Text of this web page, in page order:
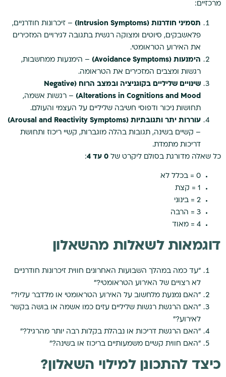
מרכזיים:
תסמיני חודרנות (Intrusion Symptoms)
– זיכרונות חודרניים,
פלאשבקים, סיוטים ומצוקה רגשית בתגובה לגירויים המזכירים
את האירוע הטראומטי.
הימנעות (Avoidance Symptoms)
– הימנעות ממחשבות,
רגשות ומצבים המזכירים את הטראומה.
שינויים שליליים בקוגניציה ובמצב הרוח (Negative
Alterations in Cognitions and Mood)
– רגשות אשמה,
תחושות ניכור ודפוסי חשיבה שליליים על העצמי והעולם.
עוררות יתר ותגובתיות (Arousal and Reactivity Symptoms)
– קשיים בשינה, תגובות בהלה מוגברות, קשיי ריכוז ותחושת
דריכות מתמדת.
כל שאלה מדורגת בסולם ליקרט של 0 עד 4 :
0 = בכלל לא
1 = קצת
2 = בינוני
3 = הרבה
4 = מאוד
דוגמאות לשאלות מהשאלון
"עד כמה במהלך השבועות האחרונים חווית זיכרונות חודרניים
לא רצויים של האירוע הטראומטי?"
"האם נמנעת מלחשוב על האירוע הטראומטי או מלדבר עליו?"
"האם הרגשת רגשות שליליים עזים כמו אשמה או בושה בקשר
לאירוע?"
"האם הרגשת דריכות או נבהלת בקלות רבה יותר מהרגיל?"
"האם חווית קשיים משמעותיים בריכוז או בשינה?"
כיצד להתכונן למילוי השאלון?